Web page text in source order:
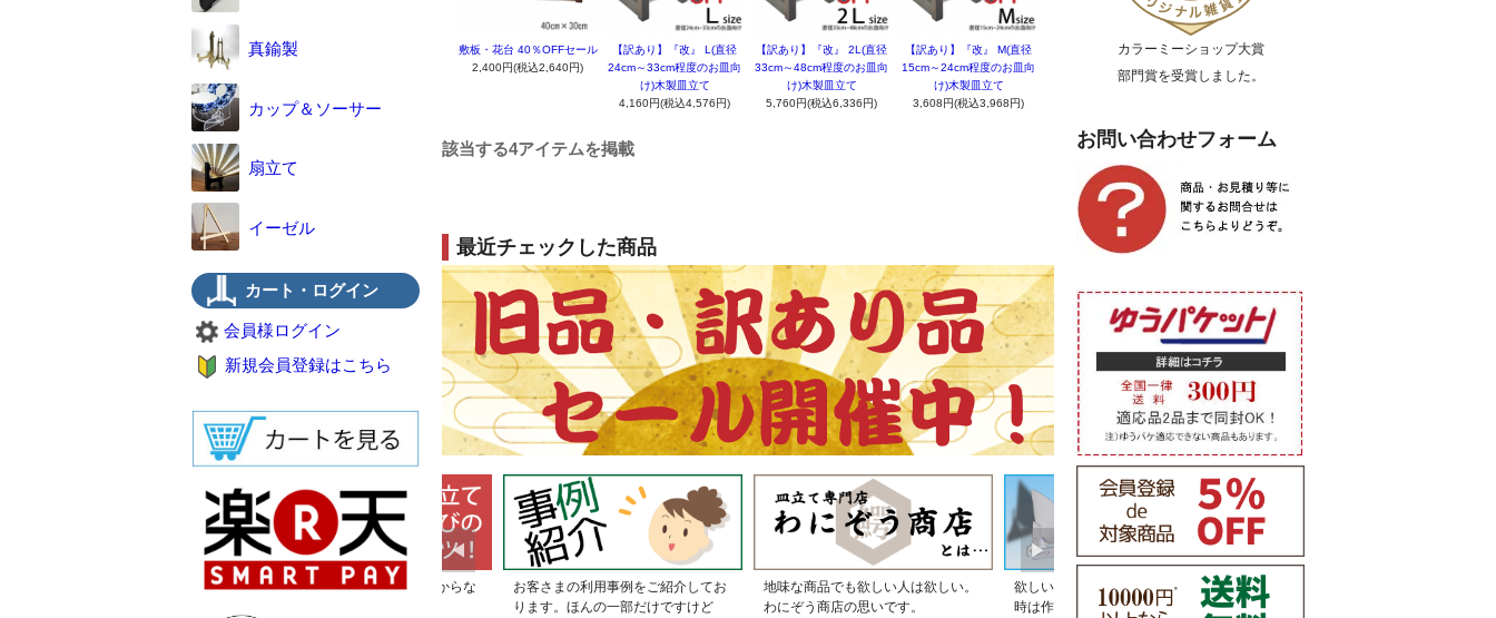
敷板・花台 40％OFFセール
2,400円(税込2,640円)
【訳あり】『改』 L(直径
24cm～33cm程度のお皿向
け)木製皿立て
4,160円(税込4,576円)
【訳あり】『改』 2L(直径
33cm～48cm程度のお皿向
け)木製皿立て
5,760円(税込6,336円)
【訳あり】『改』 M(直径
15cm～24cm程度のお皿向
け)木製皿立て
3,608円(税込3,968円)
該当する4アイテムを掲載
最近チェックした商品
欲しい皿立てが売ってない。そんな
皿立てのサイズの選び方がわからな
お客さまの利用事例をご紹介してお
ります。ほんの一部だけですけど
地味な商品でも欲しい人は欲しい。
わにぞう商店の思いです。
欲しい皿立てが売ってない。そんな
時は作りませんか。特注品の事例も
い。そんな時お読みください。
真鍮製
カップ＆ソーサー
扇立て
イーゼル
カート・ログイン
会員様ログイン
新規会員登録はこちら
カラーミーショップ大賞
部門賞を受賞しました。
お問い合わせフォーム